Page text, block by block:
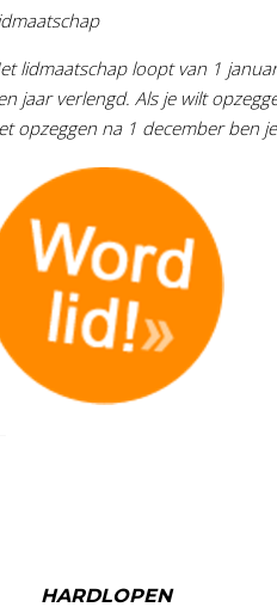
lidmaatschap loopt van 1
jaar verlengd. Als je wilt
opzeggen na 1 december ben
HARDLOPEN